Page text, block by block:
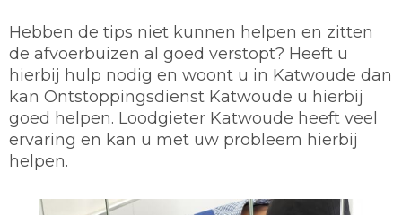
Hebben de tips niet kunnen helpen en zitten
de afvoerbuizen al goed verstopt? Heeft u
hierbij hulp nodig en woont u in Katwoude dan
kan Ontstoppingsdienst Katwoude u hierbij
goed helpen. Loodgieter Katwoude heeft veel
ervaring en kan u met uw probleem hierbij
helpen.